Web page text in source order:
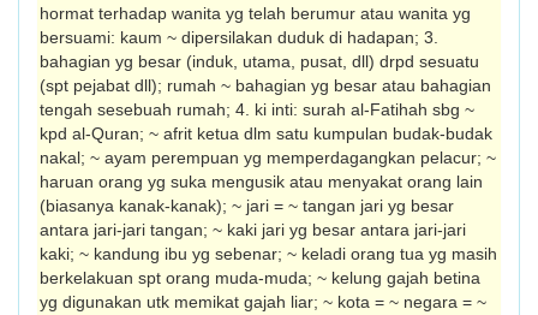
hormat terhadap wanita yg telah berumur atau wanita yg
bersuami: kaum ~ dipersilakan duduk di hadapan; 3.
bahagian yg besar (induk, utama, pusat, dll) drpd sesuatu
(spt pejabat dll); rumah ~ bahagian yg besar atau bahagian
tengah sesebuah rumah; 4. ki inti: surah al-Fatihah sbg ~
kpd al-Quran; ~ afrit ketua dlm satu kumpulan budak-budak
nakal; ~ ayam perempuan yg memperdagangkan pelacur; ~
haruan orang yg suka mengusik atau menyakat orang lain
(biasanya kanak-kanak); ~ jari = ~ tangan jari yg besar
antara jari-jari tangan; ~ kaki jari yg besar antara jari-jari
kaki; ~ kandung ibu yg sebenar; ~ keladi orang tua yg masih
berkelakuan spt orang muda-muda; ~ kelung gajah betina
yg digunakan utk memikat gajah liar; ~ kota = ~ negara = ~